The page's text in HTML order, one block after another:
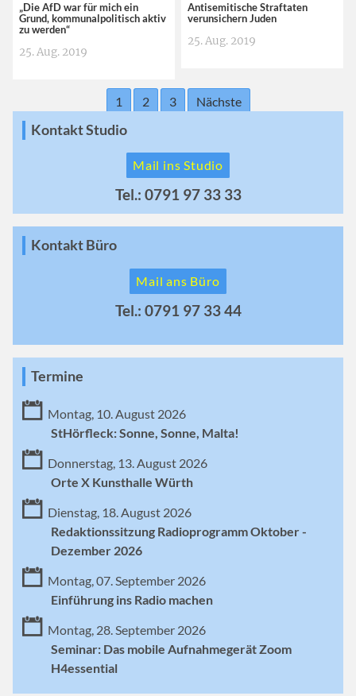
„Die AfD war für mich ein
Grund, kommunalpolitisch aktiv
zu werden“
25. Aug. 2019
Antisemitische Straftaten
verunsichern Juden
25. Aug. 2019
1 2 3 Nächste
Kontakt Studio
Mail ins Studio
Tel.: 0791 97 33 33
Kontakt Büro
Mail ans Büro
Tel.: 0791 97 33 44
Termine
Montag, 10. August 2026
StHörfleck: Sonne, Sonne, Malta!
Donnerstag, 13. August 2026
Orte X Kunsthalle Würth
Dienstag, 18. August 2026
Redaktionssitzung Radioprogramm Oktober -
Dezember 2026
Montag, 07. September 2026
Einführung ins Radio machen
Montag, 28. September 2026
Seminar: Das mobile Aufnahmegerät Zoom
H4essential